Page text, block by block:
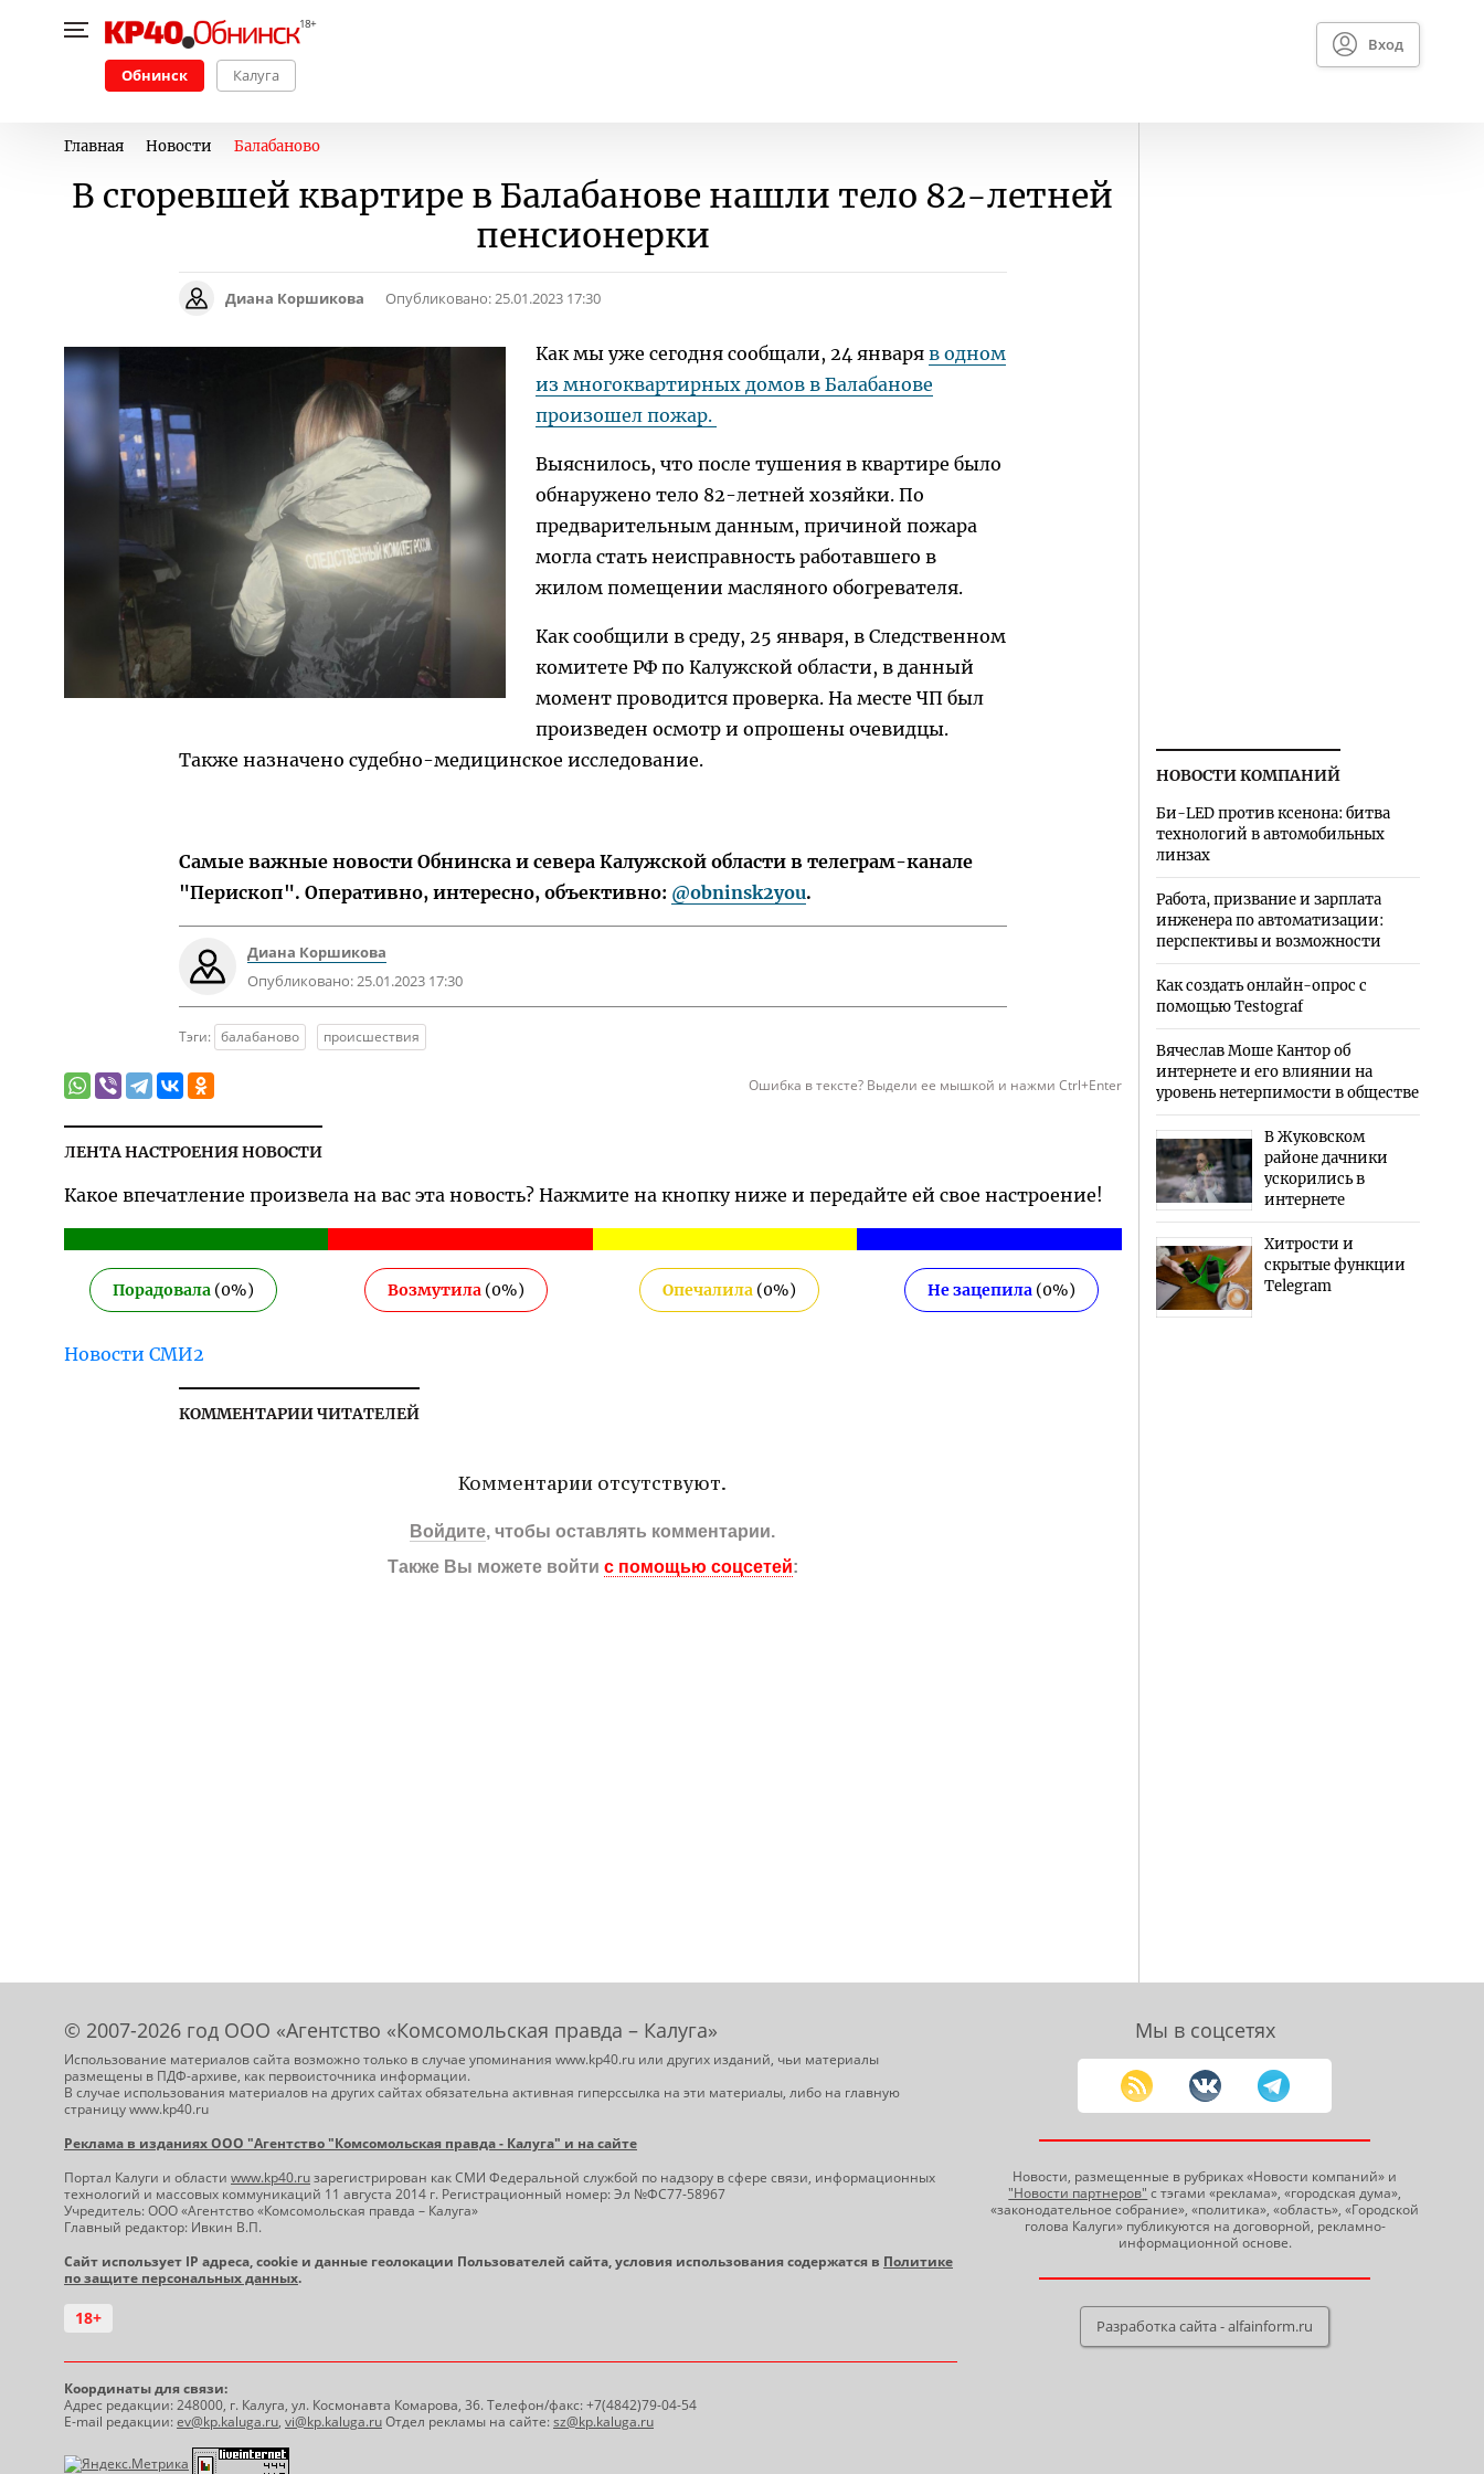
Обнинск Калуга
Вход
Главная Новости Балабаново
В сгоревшей квартире в Балабанове нашли тело 82-летней
пенсионерки
Диана Коршикова Опубликовано:25.01.2023 17:30
Как мы уже сегодня сообщали, 24 января в одном
из многоквартирных домов в Балабанове
произошел пожар.
Выяснилось, что после тушения в квартире было
обнаружено тело 82-летней хозяйки. По
предварительным данным, причиной пожара
могла стать неисправность работавшего в
жилом помещении масляного обогревателя.
Как сообщили в среду, 25 января, в Следственном
комитете РФ по Калужской области, в данный
момент проводится проверка. На месте ЧП был
произведен осмотр и опрошены очевидцы.
Также назначено судебно-медицинское исследование.
Самые важные новости Обнинска и севера Калужской области в телеграм-канале
"Перископ". Оперативно, интересно, объективно: @obninsk2you.
Диана Коршикова
Опубликовано:25.01.2023 17:30
Тэги: балабаново происшествия
Ошибка в тексте? Выдели ее мышкой и нажми Ctrl+Enter
ЛЕНТА НАСТРОЕНИЯ НОВОСТИ
Какое впечатление произвела на вас эта новость? Нажмите на кнопку ниже и передайте ей свое настроение!
Порадовала (0%) Возмутила (0%) Опечалила(0%) Не зацепила (0%)
Новости СМИ2
КОММЕНТАРИИ ЧИТАТЕЛЕЙ
Комментарии отсутствуют.
Войдите, чтобы оставлять комментарии.
Также Вы можете войти с помощью соцсетей:
НОВОСТИ КОМПАНИЙ
Би-LED против ксенона: битва
технологий в автомобильных
линзах
Работа, призвание и зарплата
инженера по автоматизации:
перспективы и возможности
Как создать онлайн-опрос с
помощью Testograf
Вячеслав Моше Кантор об
интернете и его влиянии на
уровень нетерпимости в обществе
В Жуковском
районе дачники
ускорились в
интернете
Хитрости и
скрытые функции
Telegram
© 2007-2026 год ООО «Агентство «Комсомольская правда – Калуга»
Использование материалов сайта возможно только в случае упоминания www.kp40.ru или других изданий, чьи материалы
размещены в ПДФ-архиве, как первоисточника информации.
В случае использования материалов на других сайтах обязательна активная гиперссылка на эти материалы, либо на главную
страницу www.kp40.ru
Реклама в изданиях ООО "Агентство "Комсомольская правда - Калуга" и на сайте
Портал Калуги и области www.kp40.ruзарегистрирован как СМИ Федеральной службой по надзору в сфере связи, информационных
технологий и массовых коммуникаций 11 августа 2014 г. Регистрационный номер: Эл №ФС77-58967
Учредитель: ООО «Агентство «Комсомольская правда – Калуга»
Главный редактор: Ивкин В.П.
Сайт использует IP адреса, cookie и данные геолокации Пользователей сайта, условия использования содержатся в Политике
по защите персональных данных.
18+
Координаты для связи:
Адрес редакции: 248000, г. Калуга, ул. Космонавта Комарова, 36. Телефон/факс: +7(4842)79-04-54
E-mail редакции:ev@kp.kaluga.ru, vi@kp.kaluga.ruОтдел рекламы на сайте:sz@kp.kaluga.ru
Мы в соцсетях
Новости, размещенные в рубриках «Новости компаний» и
"Новости партнеров" с тэгами «реклама», «городская дума»,
«законодательное собрание», «политика», «область», «Городской
голова Калуги» публикуются на договорной, рекламно-
информационной основе.
Разработка сайта - alfainform.ru